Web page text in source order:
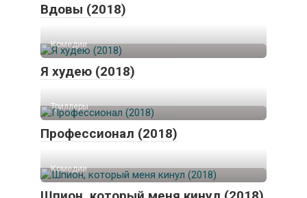
Вдовы (2018)
Комедии
Я худею (2018)
Триллеры
Профессионал (2018)
Комедии